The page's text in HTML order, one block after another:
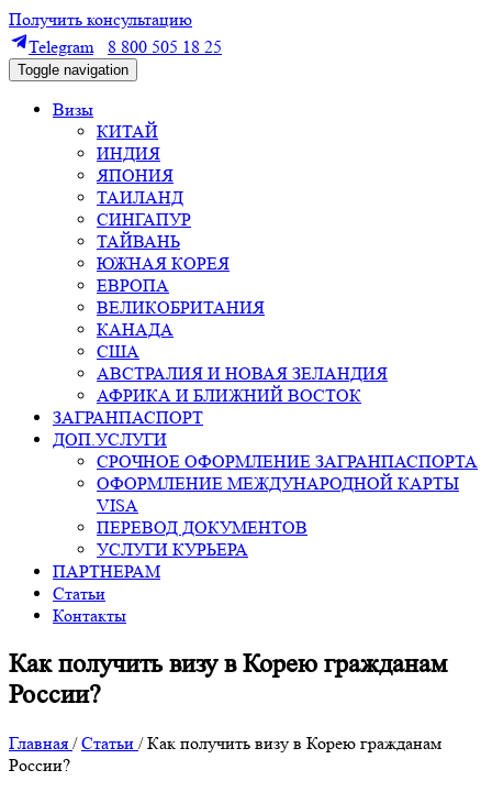
Получить консультацию
Telegram
8 800 505 18 25
Toggle navigation
Визы
КИТАЙ
ИНДИЯ
ЯПОНИЯ
ТАИЛАНД
СИНГАПУР
ТАЙВАНЬ
ЮЖНАЯ КОРЕЯ
ЕВРОПА
ВЕЛИКОБРИТАНИЯ
КАНАДА
США
АВСТРАЛИЯ И НОВАЯ ЗЕЛАНДИЯ
АФРИКА И БЛИЖНИЙ ВОСТОК
ЗАГРАНПАСПОРТ
ДОП.УСЛУГИ
СРОЧНОЕ ОФОРМЛЕНИЕ ЗАГРАНПАСПОРТА
ОФОРМЛЕНИЕ МЕЖДУНАРОДНОЙ КАРТЫ
VISA
ПЕРЕВОД ДОКУМЕНТОВ
УСЛУГИ КУРЬЕРА
ПАРТНЕРАМ
Статьи
Контакты
Как получить визу в Корею гражданам
России?
Главная /Статьи /Как получить визу в Корею гражданам
России?